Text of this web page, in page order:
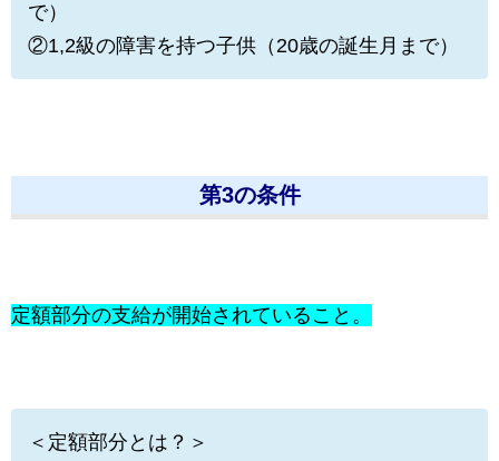
で）
②1,2級の障害を持つ子供（20歳の誕生月まで）
第3の条件
定額部分の支給が開始されていること。
＜定額部分とは？＞